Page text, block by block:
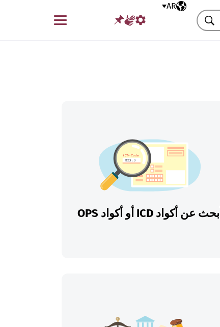
اللغة المختارةAR
قائمة
بحث
أبحث عن أكواد ICD أو أكواد OPS